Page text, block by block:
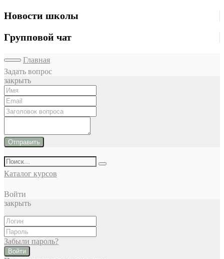
Новости школы
Групповой чат
Главная
Задать вопрос
закрыть
Отправить
Каталог курсов
Войти
закрыть
Забыли пароль?
Войти